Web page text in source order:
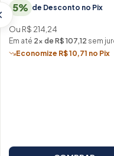
5% de Desconto no Pix
Ou R$ 214,24
Em até 2× de R$ 107,12 sem
Economize R$ 10,71 no Pix